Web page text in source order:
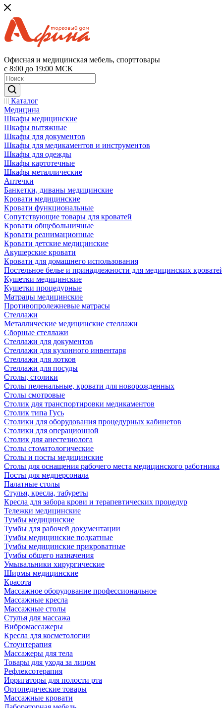
Офисная и медицинская мебель, спорттовары
с 8:00 до 19:00 МСК
Каталог
Медицина
Шкафы медицинские
Шкафы вытяжные
Шкафы для документов
Шкафы для медикаментов и инструментов
Шкафы для одежды
Шкафы картотечные
Шкафы металлические
Аптечки
Банкетки, диваны медицинские
Кровати медицинские
Кровати функциональные
Сопутствующие товары для кроватей
Кровати общебольничные
Кровати реанимационные
Кровати детские медицинские
Акушерские кровати
Кровати для домашнего использования
Постельное белье и принадлежности для медицинских
Кушетки медицинские
Кушетки процедурные
Матрацы медицинские
Противопролежневые матрасы
Стеллажи
Металлические медицинские стеллажи
Сборные стеллажи
Стеллажи для документов
Стеллажи для кухонного инвентаря
Стеллажи для лотков
Стеллажи для посуды
Столы, столики
Столы пеленальные, кровати для новорожденных
Столы смотровые
Столик для транспортировки медикаментов
Столик типа Гусь
Столики для оборудования процедурных кабинетов
Столики для операционной
Столик для анестезиолога
Столы стоматологические
Столы и посты медицинские
Столы для оснащения рабочего места медицинского работника
Посты для медперсонала
Палатные столы
Стулья, кресла, табуреты
Кресла для забора крови и терапевтических процедур
Тележки медицинские
Тумбы медицинские
Тумбы для рабочей документации
Тумбы медицинские подкатные
Тумбы медицинские прикроватные
Тумбы общего назначения
Умывальники хирургические
Ширмы медицинские
Красота
Массажное оборудование профессиональное
Массажные кресла
Массажные столы
Стулья для массажа
Вибромассажеры
Кресла для косметологии
Стоунтерапия
Массажеры для тела
Товары для ухода за лицом
Рефлексотерапия
Ирригаторы для полости рта
Ортопедические товары
Массажные кровати